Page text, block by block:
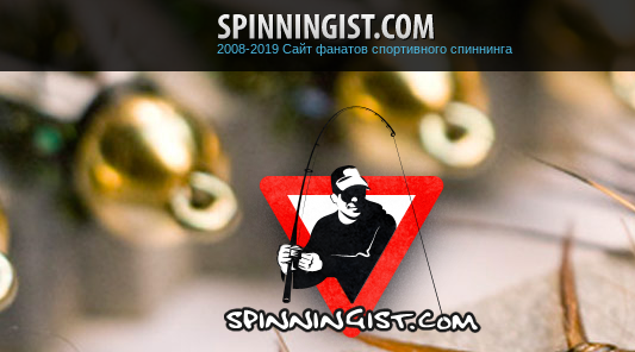
2008-2019 Сайт фанатов спортивного спиннинга